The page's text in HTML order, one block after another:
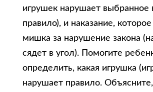
игрушек нарушает выбранное
правило), и наказание,
мишка за нарушение закона
сядет в угол). Помогите
определить, какая игрушка
нарушает правило. Объясните,